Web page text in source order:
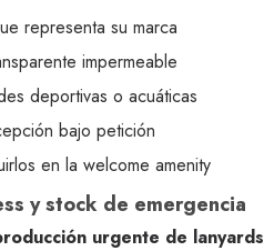
representa su marca
impermeable
deportivas o acuáticas
bajo petición
en la welcome amenity
y stock de emergencia
urgente de lanyards